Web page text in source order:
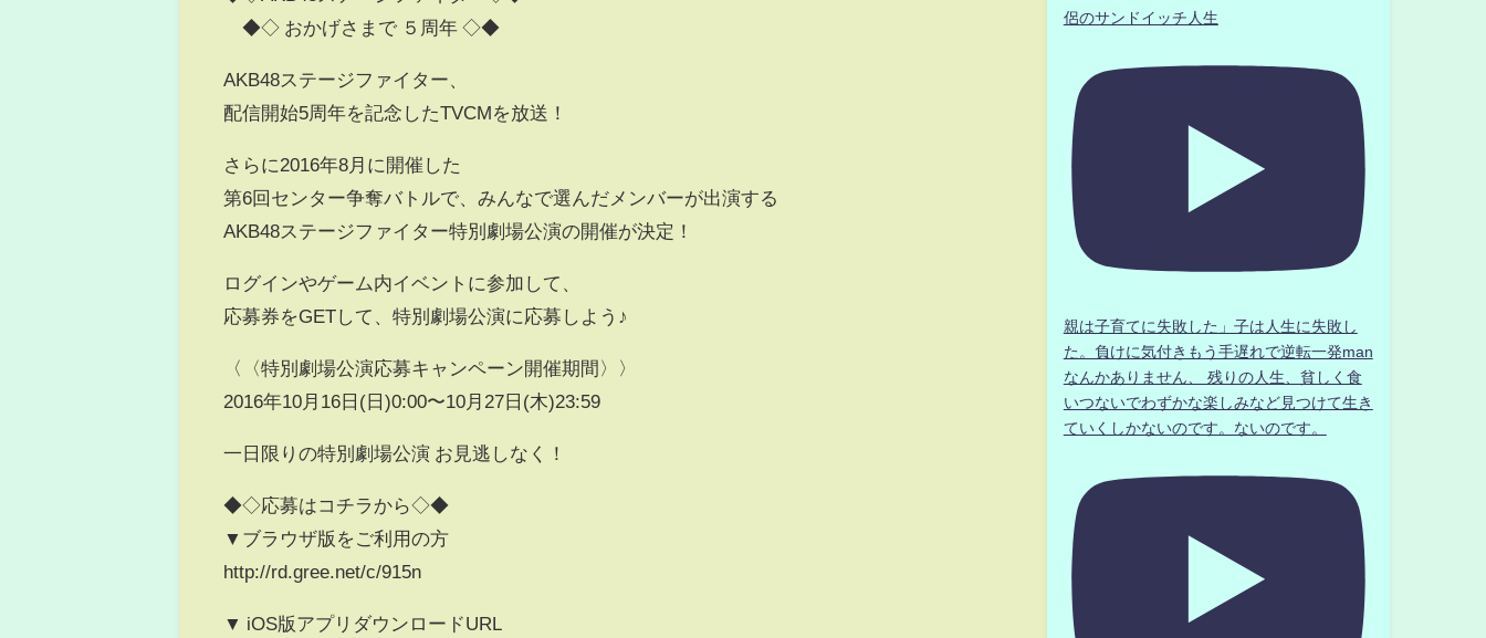
◆◇ おかげさまで ５周年 ◇◆
AKB48ステージファイター、
配信開始5周年を記念したTVCMを放送！
さらに2016年8月に開催した
第6回センター争奪バトルで、みんなで選んだメンバーが出演する
AKB48ステージファイター特別劇場公演の開催が決定！
ログインやゲーム内イベントに参加して、
応募券をGETして、特別劇場公演に応募しよう♪
〈〈特別劇場公演応募キャンペーン開催期間〉〉
2016年10月16日(日)0:00〜10月27日(木)23:59
一日限りの特別劇場公演 お見逃しなく！
◆◇応募はコチラから◇◆
▼ブラウザ版をご利用の方
http://rd.gree.net/c/915n
▼ iOS版アプリダウンロードURL
侶のサンドイッチ人生
親は子育てに失敗した」子は人生に失敗し
た。負けに気付きもう手遅れで逆転一発man
なんかありません、 残りの人生、貧しく食
いつないでわずかな楽しみなど見つけて生き
ていくしかないのです。ないのです。